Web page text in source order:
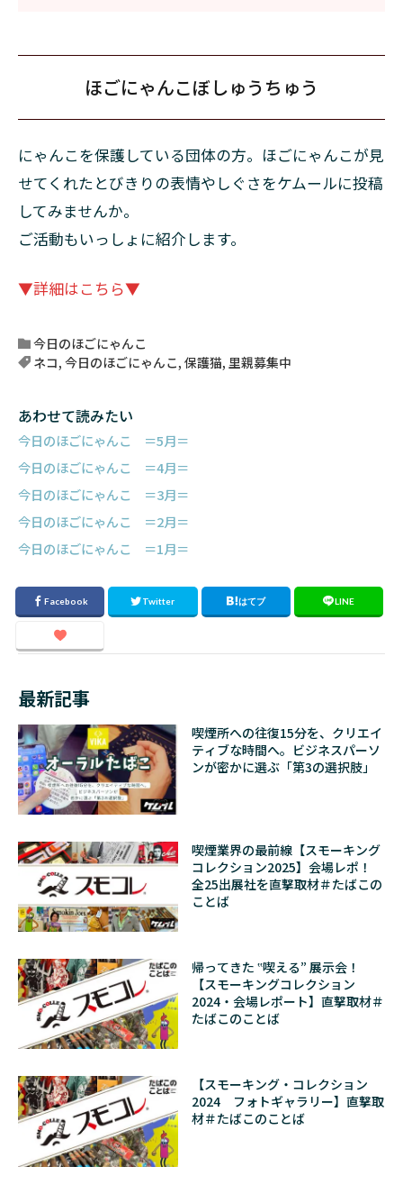
ほごにゃんこぼしゅうちゅう
にゃんこを保護している団体の方。ほごにゃんこが見
せてくれたとびきりの表情やしぐさをケムールに投稿
してみませんか。
ご活動もいっしょに紹介します。
▼詳細はこちら▼
今日のほごにゃんこ
ネコ, 今日のほごにゃんこ, 保護猫, 里親募集中
あわせて読みたい
今日のほごにゃんこ ＝5月＝
今日のほごにゃんこ ＝4月＝
今日のほごにゃんこ ＝3月＝
今日のほごにゃんこ ＝2月＝
今日のほごにゃんこ ＝1月＝
最新記事
喫煙所への往復15分を、クリエイ
ティブな時間へ。ビジネスパーソ
ンが密かに選ぶ「第3の選択肢」
喫煙業界の最前線【スモーキング
コレクション2025】会場レポ！
全25出展社を直撃取材＃たばこの
ことば
帰ってきた ‟喫える” 展示会！
【スモーキングコレクション
2024・会場レポート】直撃取材＃
たばこのことば
【スモーキング・コレクション
2024 フォトギャラリー】直撃取
材＃たばこのことば